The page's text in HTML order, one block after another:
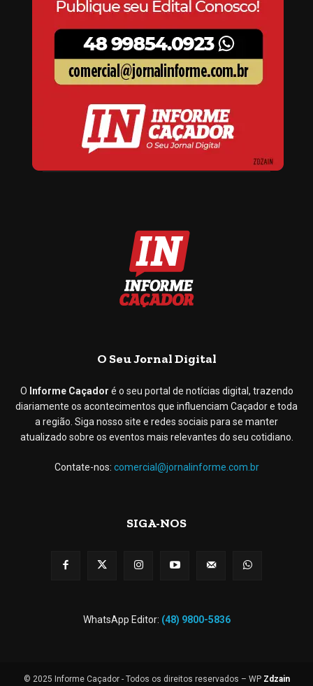
O Seu Jornal Digital
O Informe Caçador é o seu portal de notícias digital, trazendo
diariamente os acontecimentos que influenciam Caçador e toda
a região. Siga nosso site e redes sociais para se manter
atualizado sobre os eventos mais relevantes do seu cotidiano.
Contate-nos: comercial@jornalinforme.com.br
SIGA-NOS
WhatsApp Editor: (48) 9800-5836
© 2025 Informe Caçador - Todos os direitos reservados – WP Zdzain